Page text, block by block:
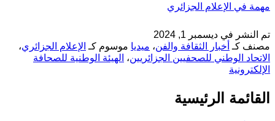
مهمة في الإعلام الجزائري
تم النشر في ديسمبر 1, 2024
مصنف كـ أخبار الثقافة والفن، ميديا موسوم كـ الإعلام الجزائري،
الاتحاد الوطني للصحفيين الجزائريين، الهيئة الوطنية للصحافة
الإلكترونية
القائمة الرئيسية